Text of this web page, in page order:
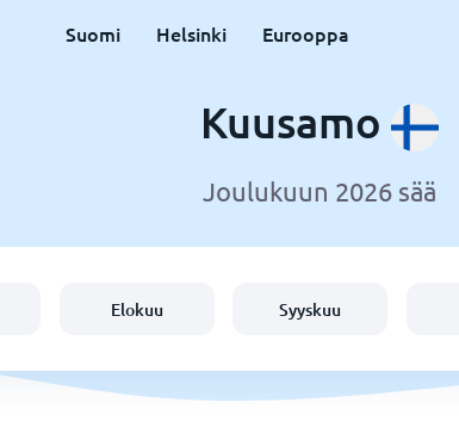
Suomi Helsinki Eurooppa
Kuusamo
Joulukuun 2026 sää
Elokuu Syyskuu